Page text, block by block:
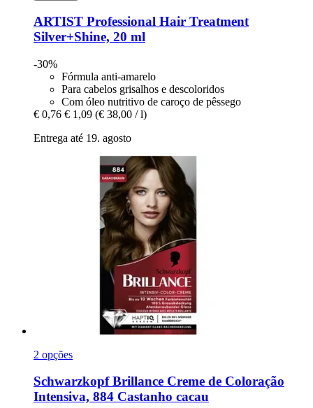
ARTIST Professional Hair Treatment
Silver+Shine, 20 ml
-30%
Fórmula anti-amarelo
Para cabelos grisalhos e descoloridos
Com óleo nutritivo de caroço de pêssego
€ 0,76 € 1,09 (€ 38,00 / l)
Entrega até 19. agosto
2 opções
SchwarzkopfBrillance Creme de Coloração
Intensiva, 884 Castanho cacau